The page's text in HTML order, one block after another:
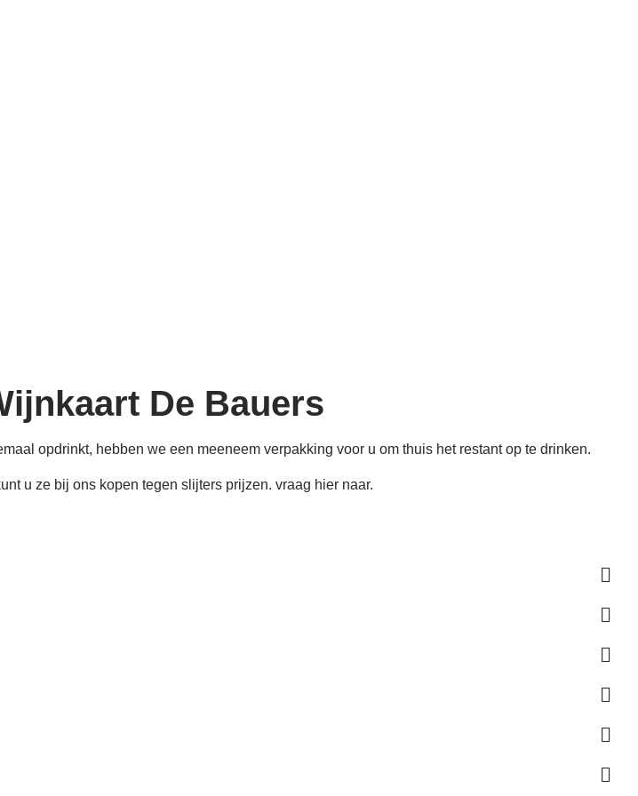
De Bauers
opdrinkt, hebben we een meeneem verpakking voor u om thuis het restant op te drinken.
u ze bij ons kopen tegen slijters prijzen. vraag hier naar.